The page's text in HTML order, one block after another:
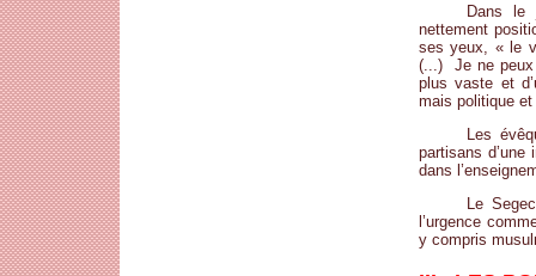
Dans le
nettement
ses yeux, « le
(...) Je ne peux
plus vaste et
mais politique
Les
partisans d’une
dans
Le
l’urgence
y compris